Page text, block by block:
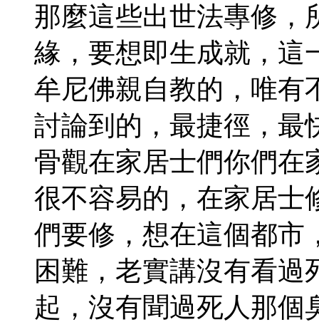
那麼這些出世法專修，
緣，要想即生成就，這
牟尼佛親自教的，唯有
討論到的，最捷徑，最
骨觀在家居士們你們在
很不容易的，在家居士
們要修，想在這個都市
困難，老實講沒有看
起，沒有聞過死人那個